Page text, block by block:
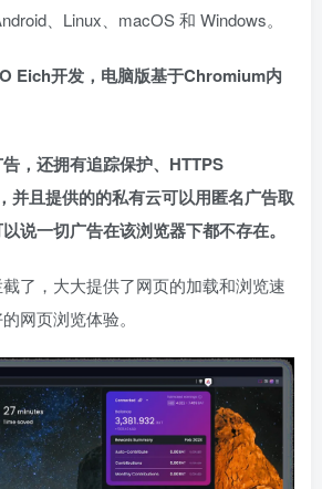
、Linux、macOS 和 Windows。
Eich开发，电脑版基于Chromium内
，还拥有追踪保护、HTTPS
并且提供的的私有云可以用匿名广告取
说一切广告在该浏览器下都不存在。
了，大大提供了网页的加载和浏览速
网页浏览体验。